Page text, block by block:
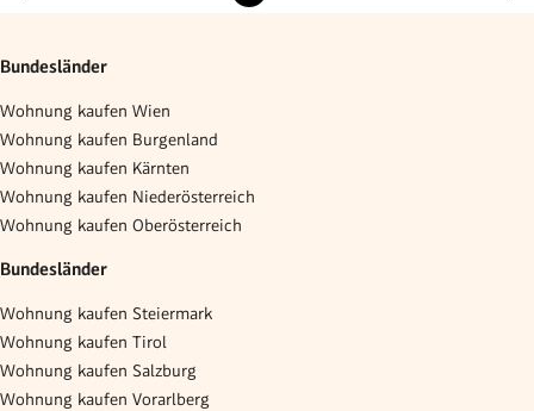
Bundesländer
Wohnung kaufen Wien
Wohnung kaufen Burgenland
Wohnung kaufen Kärnten
Wohnung kaufen Niederösterreich
Wohnung kaufen Oberösterreich
Bundesländer
Wohnung kaufen Steiermark
Wohnung kaufen Tirol
Wohnung kaufen Salzburg
Wohnung kaufen Vorarlberg